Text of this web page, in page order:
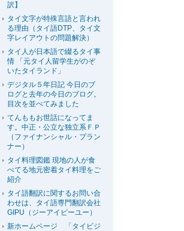
訳】
タイ文字が特殊言語と言われ
る理由（タイ語DTP、タイ文
字レイアウトの問題解決）
タイ人が日本語で綴るタイ事
情 「元タイ人留学生がのぞ
いたタイランド」
デジタル５年日記 今日のブ
ログと去年の今日のブログ。
目次を並べてみました
てんももお世話になってま
す。中正・公立な独立系ＦＰ
（ファイナンシャル・プラン
ナー）
タイ料理図鑑 現地の人が食
べてる地元密着タイ料理をご
紹介
タイ語翻訳に関するお問い合
わせは、タイ語専門翻訳会社
GIPU（ジーアイピーユー）
新ホームページ 「タイビジ